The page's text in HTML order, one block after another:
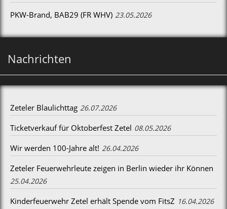
PKW-Brand, BAB29 (FR WHV) 23.05.2026
Nachrichten
Zeteler Blaulichttag 26.07.2026
Ticketverkauf für Oktoberfest Zetel 08.05.2026
Wir werden 100-Jahre alt! 26.04.2026
Zeteler Feuerwehrleute zeigen in Berlin wieder ihr Können
25.04.2026
Kinderfeuerwehr Zetel erhält Spende vom FitsZ 16.04.2026